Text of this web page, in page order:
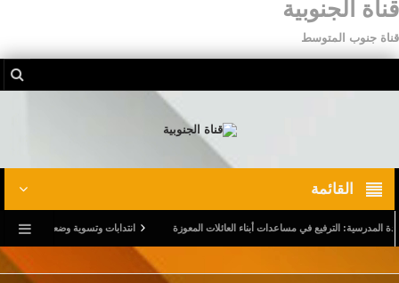
قناة الجنوبية
قناة جنوب المتوسط
القائمة
الترفيع في مساعدات أبناء العائلات المعوزة انتدابات وتسوية وضعيات.. وترفيع في